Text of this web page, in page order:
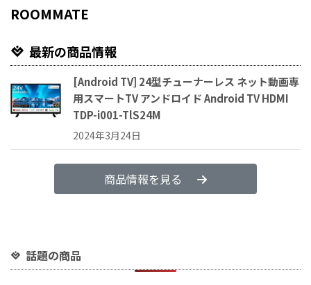
ROOMMATE
最新の商品情報
[Android TV] 24型チューナーレス ネット動画専
用スマートTV アンドロイド Android TV HDMI
‎TDP-i001-TlS24M
2024年3月24日
商品情報を見る
話題の商品